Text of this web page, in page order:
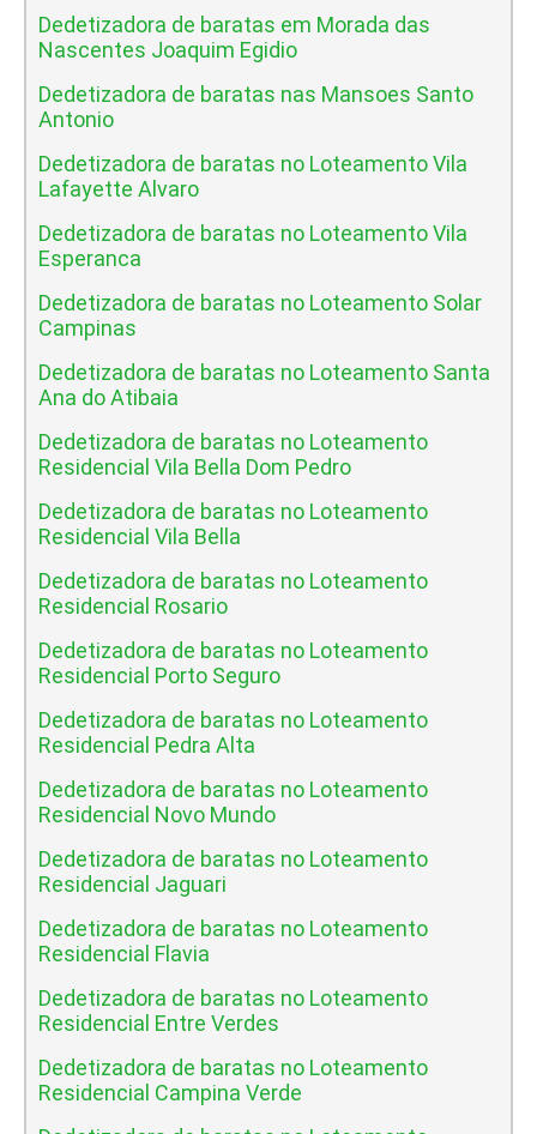
Dedetizadora de baratas em Morada das
Nascentes Joaquim Egidio
Dedetizadora de baratas nas Mansoes Santo
Antonio
Dedetizadora de baratas no Loteamento Vila
Lafayette Alvaro
Dedetizadora de baratas no Loteamento Vila
Esperanca
Dedetizadora de baratas no Loteamento Solar
Campinas
Dedetizadora de baratas no Loteamento Santa
Ana do Atibaia
Dedetizadora de baratas no Loteamento
Residencial Vila Bella Dom Pedro
Dedetizadora de baratas no Loteamento
Residencial Vila Bella
Dedetizadora de baratas no Loteamento
Residencial Rosario
Dedetizadora de baratas no Loteamento
Residencial Porto Seguro
Dedetizadora de baratas no Loteamento
Residencial Pedra Alta
Dedetizadora de baratas no Loteamento
Residencial Novo Mundo
Dedetizadora de baratas no Loteamento
Residencial Jaguari
Dedetizadora de baratas no Loteamento
Residencial Flavia
Dedetizadora de baratas no Loteamento
Residencial Entre Verdes
Dedetizadora de baratas no Loteamento
Residencial Campina Verde